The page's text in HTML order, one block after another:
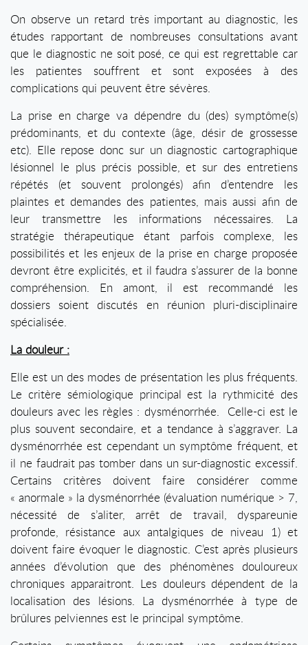
On observe un retard très important au diagnostic, les
études rapportant de nombreuses consultations avant
que le diagnostic ne soit posé, ce qui est regrettable car
les patientes souffrent et sont exposées à des
complications qui peuvent être sévères.
La prise en charge va dépendre du (des) symptôme(s)
prédominants, et du contexte (âge, désir de grossesse
etc). Elle repose donc sur un diagnostic cartographique
lésionnel le plus précis possible, et sur des entretiens
répétés (et souvent prolongés) afin d’entendre les
plaintes et demandes des patientes, mais aussi afin de
leur transmettre les informations nécessaires. La
stratégie thérapeutique étant parfois complexe, les
possibilités et les enjeux de la prise en charge proposée
devront être explicités, et il faudra s’assurer de la bonne
compréhension. En amont, il est recommandé les
dossiers soient discutés en réunion pluri-disciplinaire
spécialisée.
La douleur :
Elle est un des modes de présentation les plus fréquents.
Le critère sémiologique principal est la rythmicité des
douleurs avec les règles : dysménorrhée. Celle-ci est le
plus souvent secondaire, et a tendance à s’aggraver. La
dysménorrhée est cependant un symptôme fréquent, et
il ne faudrait pas tomber dans un sur-diagnostic excessif.
Certains critères doivent faire considérer comme
« anormale » la dysménorrhée (évaluation numérique > 7,
nécessité de s’aliter, arrêt de travail, dyspareunie
profonde, résistance aux antalgiques de niveau 1) et
doivent faire évoquer le diagnostic. C’est après plusieurs
années d’évolution que des phénomènes douloureux
chroniques apparaitront. Les douleurs dépendent de la
localisation des lésions. La dysménorrhée à type de
brûlures pelviennes est le principal symptôme.